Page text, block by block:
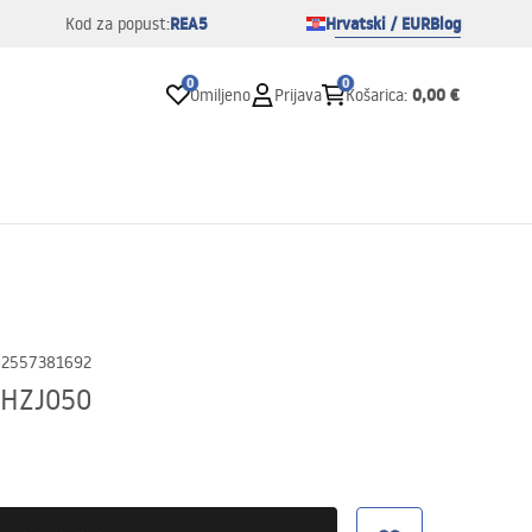
Kod za popust:REA5 Hrvatski / EURBlog
0
Omiljeno Prijava
0
Košarica: 0,00 €